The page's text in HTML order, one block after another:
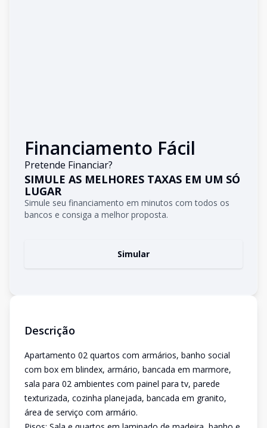
Financiamento Fácil
Pretende Financiar?
SIMULE AS MELHORES TAXAS EM UM SÓ
LUGAR
Simule seu financiamento em minutos com todos os
bancos e consiga a melhor proposta.
Simular
Descrição
Apartamento 02 quartos com armários, banho social
com box em blindex, armário, bancada em marmore,
sala para 02 ambientes com painel para tv, parede
texturizada, cozinha planejada, bancada em granito,
área de serviço com armário.